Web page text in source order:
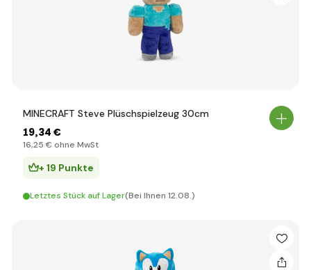
MINECRAFT Steve Plüschspielzeug 30cm
19,34 €
16,25 € ohne MwSt
+ 19 Punkte
Letztes Stück auf Lager(Bei Ihnen 12.08.)